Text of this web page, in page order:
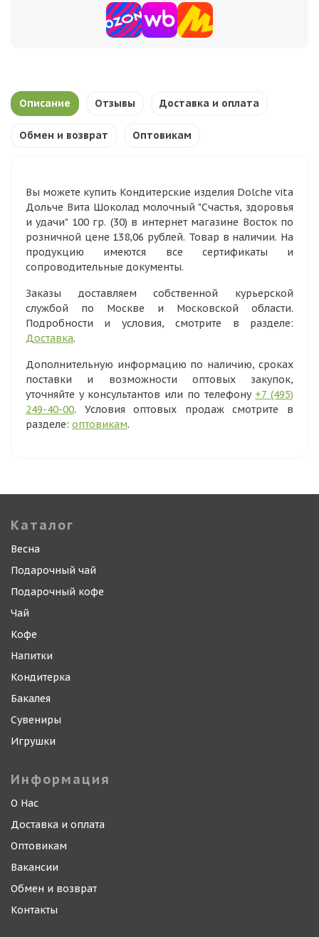
Описание Отзывы Доставка и оплата
Обмен и возврат Оптовикам
Вы можете купить Кондитерские изделия Dolche vita
Дольче Вита Шоколад молочный "Счастья, здоровья
и удачи" 100 гр. (30) в интернет магазине Восток по
розничной цене 138,06 рублей. Товар в наличии. На
продукцию имеются все сертификаты и
сопроводительные документы.
Заказы доставляем собственной курьерской
службой по Москве и Московской области.
Подробности и условия, смотрите в разделе:
Доставка.
Дополнительную информацию по наличию, сроках
поставки и возможности оптовых закупок,
уточняйте у консультантов или по телефону +7 (495)
249-40-00. Условия оптовых продаж смотрите в
разделе: оптовикам.
Каталог
Весна
Подарочный чай
Подарочный кофе
Чай
Кофе
Напитки
Кондитерка
Бакалея
Сувениры
Игрушки
Информация
О Нас
Доставка и оплата
Оптовикам
Вакансии
Обмен и возврат
Контакты